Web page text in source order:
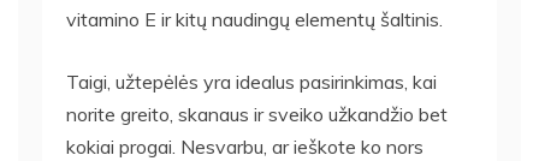
vitamino E ir kitų naudingų elementų šaltinis.
Taigi, užtepėlės yra idealus pasirinkimas, kai
norite greito, skanaus ir sveiko užkandžio bet
kokiai progai. Nesvarbu, ar ieškote ko nors